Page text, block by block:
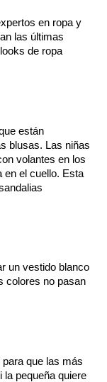
en ropa y
las últimas
de ropa
están
blusas. Las niñas
volantes en los
en el cuello. Esta
un vestido blanco
colores no pasan
que las más
la pequeña quiere